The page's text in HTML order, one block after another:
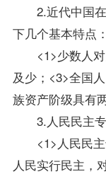
2.近代中国在
下几个基本特点：
<1>少数人对
及少；<3>全国
族资产阶级具有
3.人民民主专
<1>人民民主
人民实行民主，